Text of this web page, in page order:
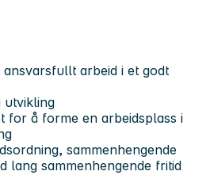
arbeid i et godt
utvikling
for å forme en arbeidsplass i
sammenhengende
lang sammenhengende fritid